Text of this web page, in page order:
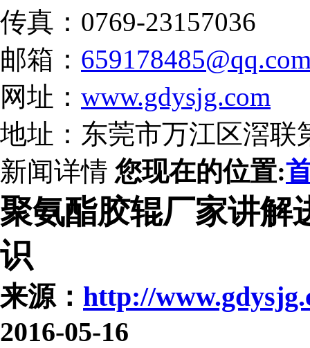
传真：0769-23157036
邮箱：
网址： www.gdysjg.com
地址：东莞市万江区滘联
新闻详情 您现在的位置:
聚氨酯胶辊厂家讲解
识
来源： http://
2016-05-16